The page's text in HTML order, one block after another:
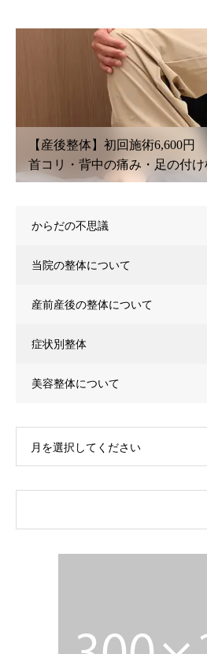
、腰痛・
【鍼灸初回治療】
こり・首こり・頭痛
からだの不思議
当院の整体について
産前産後の整体について
症状別整体
美容整体について
月を選択してください